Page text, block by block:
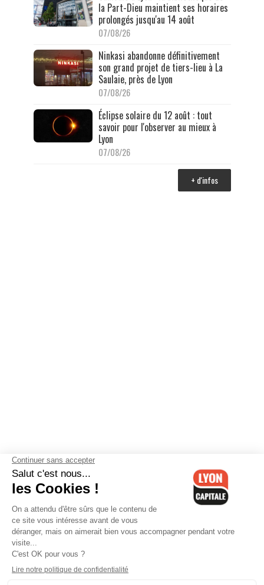
la Part-Dieu maintient ses horaires
prolongés jusqu'au 14 août
07/08/26
Ninkasi abandonne définitivement
son grand projet de tiers-lieu à La
Saulaie, près de Lyon
07/08/26
Éclipse solaire du 12 août : tout
savoir pour l'observer au mieux à
Lyon
07/08/26
+ d'infos